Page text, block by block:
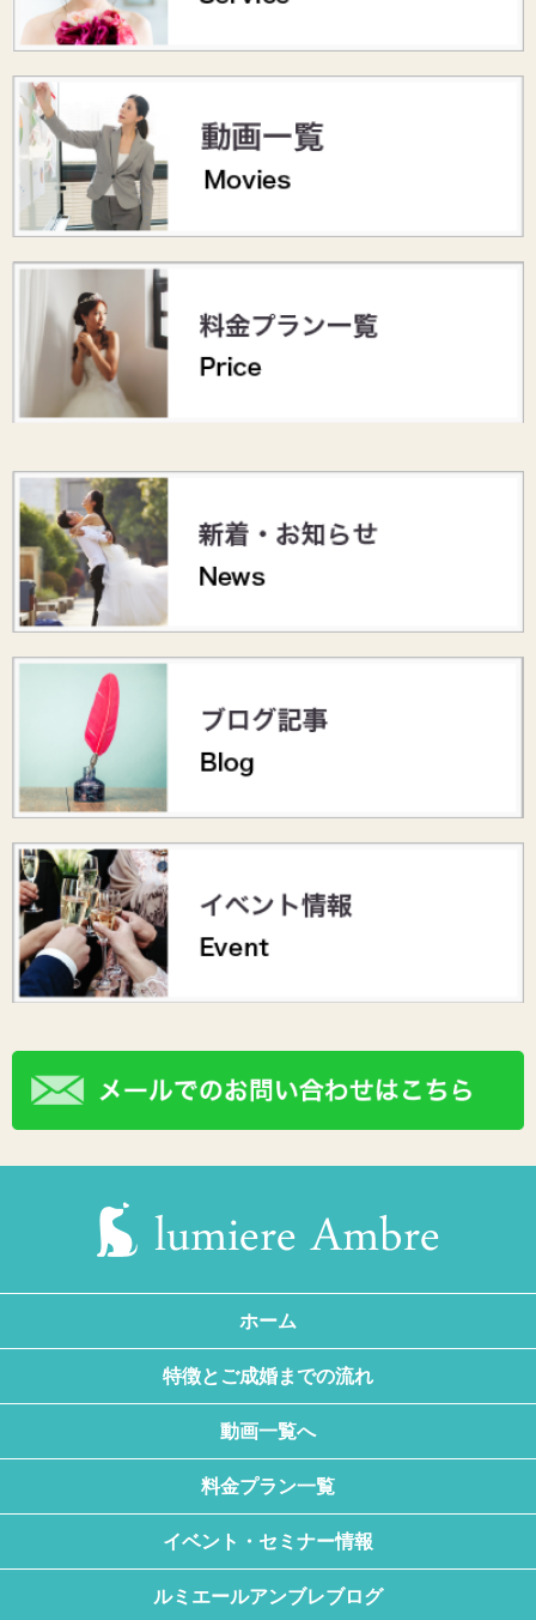
ホーム
特徴とご成婚までの流れ
動画一覧へ
料金プラン一覧
イベント・セミナー情報
ルミエールアンブレブログ